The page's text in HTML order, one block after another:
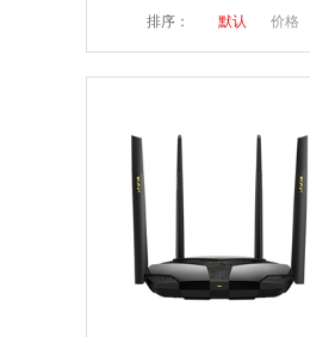
排序： 默认 价格